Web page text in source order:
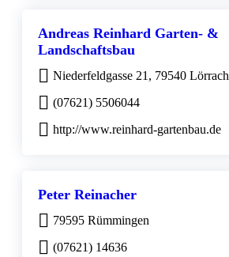
Andreas Reinhard Garten- &
Landschaftsbau
Niederfeldgasse 21, 79540 Lörrach
(07621) 5506044
http://www.reinhard-gartenbau.de
Peter Reinacher
79595 Rümmingen
(07621) 14636